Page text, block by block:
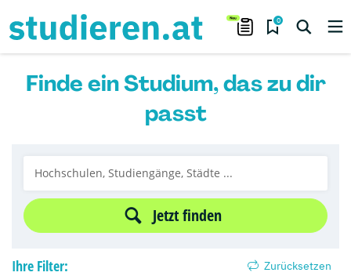
0
Finde ein Studium, das zu dir
passt
Jetzt finden
Ihre Filter: Zurücksetzen